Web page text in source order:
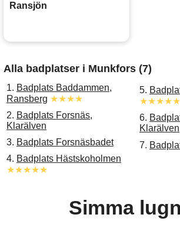
Ransjön
Alla badplatser i Munkfors (7)
1. Badplats Baddammen,
Ransberg ★★★★
2. Badplats Forsnäs,
Klarälven
3. Badplats Forsnäsbadet
4. Badplats Hästskoholmen
★★★★★
5.
★★★★★
6.
Klarälven
7.
Simma